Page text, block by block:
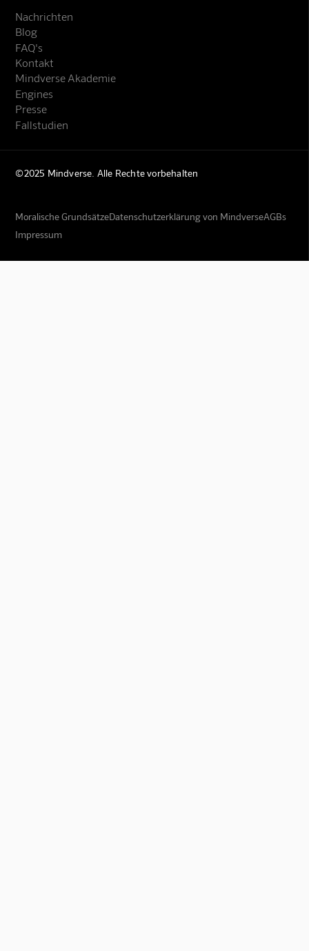
Nachrichten
Blog
FAQ's
Kontakt
Mindverse Akademie
Engines
Presse
Fallstudien
©2025 Mindverse. Alle Rechte vorbehalten
Moralische GrundsätzeDatenschutzerklärung von MindverseAGBs
Impressum